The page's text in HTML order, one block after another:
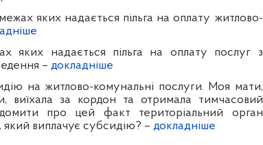
яких надається пільга на оплату житлово-
яких надається пільга на оплату послуг з
– докладніше
на житлово-комунальні послуги. Моя мати,
виїхала за кордон та отримала тимчасовий
про цей факт територіальний орган
виплачує субсидію? – докладніше